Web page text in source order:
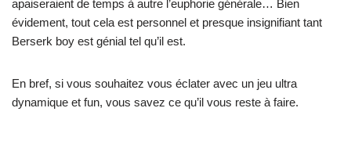
apaiseraient de temps à autre l’euphorie générale… Bien
évidement, tout cela est personnel et presque insignifiant tant
Berserk boy est génial tel qu’il est.
En bref, si vous souhaitez vous éclater avec un jeu ultra
dynamique et fun, vous savez ce qu’il vous reste à faire.